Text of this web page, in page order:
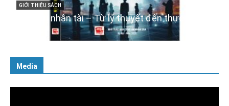
với Đảng, Nhà nước và Nhân dân – Sáng ngời
tư cách người Công an cách mạng”
Media